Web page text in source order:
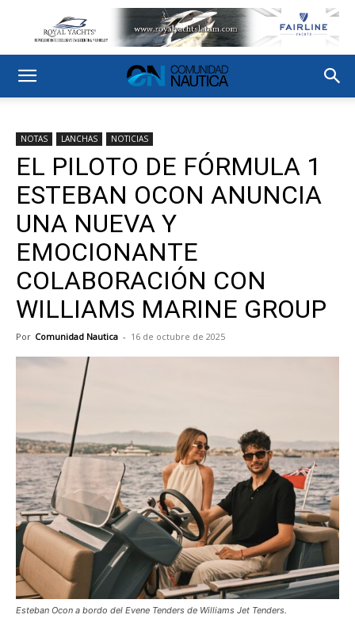
NOTAS LANCHAS NOTICIAS
EL PILOTO DE FÓRMULA 1
ESTEBAN OCON ANUNCIA
UNA NUEVA Y
EMOCIONANTE
COLABORACIÓN CON
WILLIAMS MARINE GROUP
Por Comunidad Nautica - 16 de octubre de 2025
Esteban Ocon a bordo del Evene Tenders de Williams Jet Tenders.